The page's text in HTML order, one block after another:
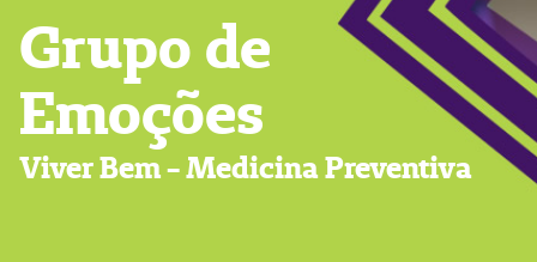
Grupo de
Emoções
Viver Bem - Medicina Preventiva